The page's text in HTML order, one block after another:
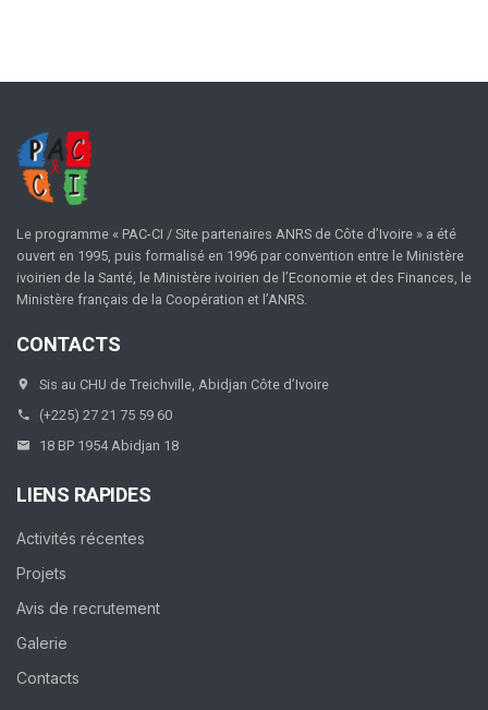
Le programme « PAC-CI / Site partenaires ANRS de Côte d’Ivoire » a été
ouvert en 1995, puis formalisé en 1996 par convention entre le Ministère
ivoirien de la Santé, le Ministère ivoirien de l’Economie et des Finances, le
Ministère français de la Coopération et l’ANRS.
CONTACTS
Sis au CHU de Treichville, Abidjan Côte d’Ivoire
(+225) 27 21 75 59 60
18 BP 1954 Abidjan 18
LIENS RAPIDES
Activités récentes
Projets
Avis de recrutement
Galerie
Contacts